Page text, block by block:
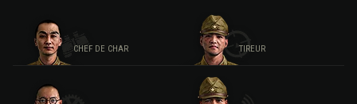
CHEF DE CHAR TIREUR